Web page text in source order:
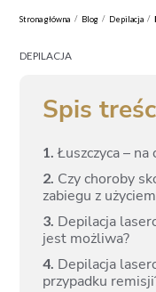
Strona główna / Blog / Depilacja /
DEPILACJA
Spis
1. Łuszczyca –
2. Czy choroby
zabiegu z
3. Depilacja
jest możliwa?
4. Depilacja
przypadku